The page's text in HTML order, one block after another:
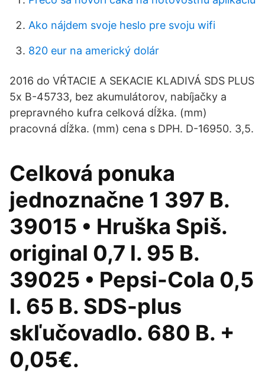
Ako nájdem svoje heslo pre svoju wifi
820 eur na americký dolár
2016 do VŔTACIE A SEKACIE KLADIVÁ SDS PLUS
5x B-45733, bez akumulátorov, nabíjačky a
prepravného kufra celková dĺžka. (mm)
pracovná dĺžka. (mm) cena s DPH. D-16950. 3,5.
Celková ponuka
jednoznačne 1 397 B.
39015 • Hruška Spiš.
original 0,7 l. 95 B.
39025 • Pepsi-Cola 0,5
l. 65 B. SDS-plus
skľučovadlo. 680 B. +
0,05€.